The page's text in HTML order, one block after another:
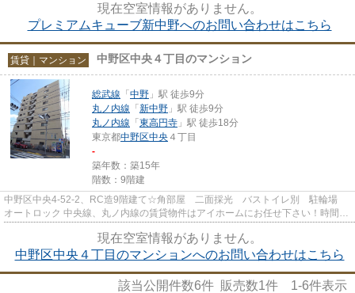
現在空室情報がありません。
プレミアムキューブ新中野へのお問い合わせはこちら
賃貸｜マンション 中野区中央４丁目のマンション
総武線 「 中野 」駅 徒歩9分
丸ノ内線 「 新中野 」駅 徒歩9分
丸ノ内線 「 東高円寺 」駅 徒歩18分
東京都中野区中央 ４丁目
-
築年数：築15年
階数：9階建
中野区中央4-52-2、RC造9階建て☆角部屋 二面採光 バストイレ別 駐輪場
オートロック 中央線、丸ノ内線の賃貸物件はアイホームにお任せ下さい！時間外
現在空室情報がありません。
中野区中央４丁目のマンションへのお問い合わせはこちら
該当公開件数6件 販売数1件 1-6件表示